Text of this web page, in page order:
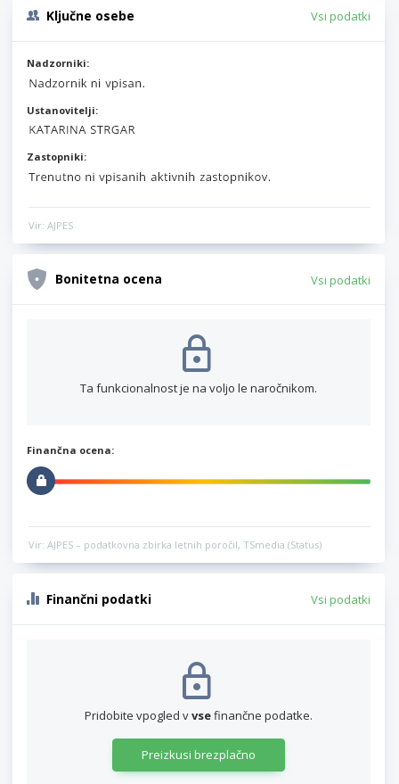
Ključne osebe Vsi podatki
Nadzorniki:
Ustanovitelji:
Zastopniki:
Vir: AJPES
Bonitetna ocena Vsi podatki
Ta funkcionalnost je na voljo le naročnikom.
Finančna ocena:
Vir: AJPES – podatkovna zbirka letnih poročil, TSmedia (Status)
Finančni podatki Vsi podatki
Pridobite vpogled vvsefinančne podatke.
Preizkusi brezplačno